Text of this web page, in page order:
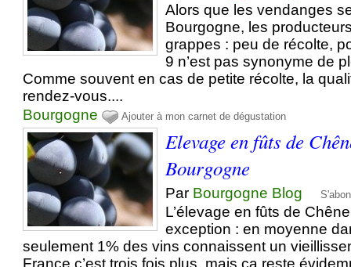
Alors que les vendanges
Bourgogne, les
grappes : peu de récolte,
9 n’est pas synonyme de
Comme souvent en cas de petite récolte, la
rendez-vous....
Bourgogne
Ajouter à mon carnet de dégustation
Elevage en fûts de
Bourgogne
Par Bourgogne Blog
L’élevage en fûts de
exception : en moyenne
seulement 1% des vins connaissent un
France c’est trois fois plus, mais ça reste